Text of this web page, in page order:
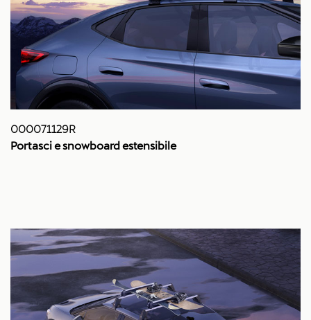
000071129R
Portasci e snowboard estensibile